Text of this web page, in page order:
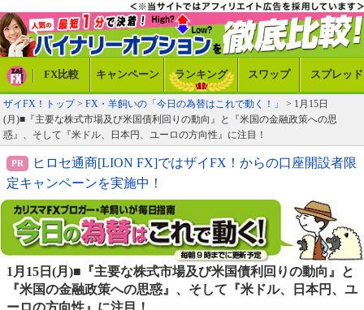
FX比較 キャンペーン ランキング スワップ スプレッド
ザイFX！トップ> FX・羊飼いの「今日の為替はこれで動く！」
> 1月15日
(月)■『主要な株式市場及び米国債利回りの動向』と『米国の金融政策への思
惑』、そして『米ドル、日本円、ユーロの方向性』に注目！
ヒロセ通商[LION FX]ではザイFX！からの口座開設者限
定キャンペーンを実施中！
1月15日(月)■『主要な株式市場及び米国債利回りの動向』と
『米国の金融政策への思惑』、そして『米ドル、日本円、ユ